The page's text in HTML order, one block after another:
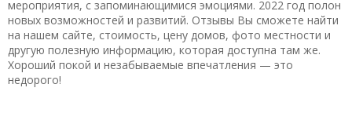
мероприятия, с запоминающимися эмоциями. 2022 год полон
новых возможностей и развитий. Отзывы Вы сможете найти
на нашем сайте, стоимость, цену домов, фото местности и
другую полезную информацию, которая доступна там же.
Хороший покой и незабываемые впечатления — это
недорого!